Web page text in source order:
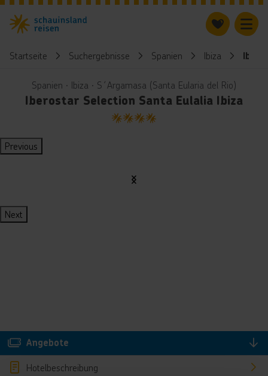
Startseite Suchergebnisse Spanien Ibiza
Spanien ∙ Ibiza ∙ S´Argamasa (Santa Eularia del Rio)
Iberostar Selection Santa Eulalia Ibiza
4
Previous
Next
Angebote
Hotelbeschreibung